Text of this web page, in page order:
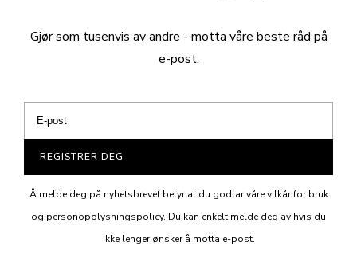
Gjør som tusenvis av andre - motta våre beste råd på
e-post.
REGISTRER DEG
Å melde deg på nyhetsbrevet betyr at du godtar våre vilkår for bruk
og personopplysningspolicy. Du kan enkelt melde deg av hvis du
ikke lenger ønsker å motta e-post.